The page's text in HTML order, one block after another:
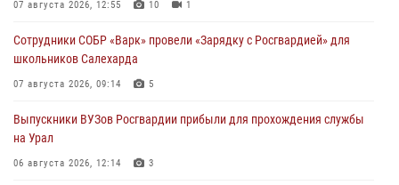
07 августа 2026, 12:55 10 1
Сотрудники СОБР «Варк» провели «Зарядку с Росгвардией» для
школьников Салехарда
07 августа 2026, 09:14 5
Выпускники ВУЗов Росгвардии прибыли для прохождения службы
на Урал
06 августа 2026, 12:14 3